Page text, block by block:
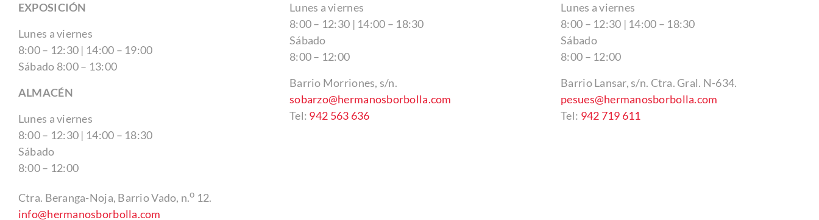
EXPOSICIÓN
Lunes a viernes
8:00 – 12:30 | 14:00 – 19:00
Sábado 8:00 – 13:00
ALMACÉN
Lunes a viernes
8:00 – 12:30 | 14:00 – 18:30
Sábado
8:00 – 12:00
Ctra. Beranga-Noja, Barrio Vado, n.o 12.
info@hermanosborbolla.com
Lunes a viernes
8:00 – 12:30 | 14:00 – 18:30
Sábado
8:00 – 12:00
Barrio Morriones, s/n.
sobarzo@hermanosborbolla.com
Tel: 942 563 636
Lunes a viernes
8:00 – 12:30 | 14:00 – 18:30
Sábado
8:00 – 12:00
Barrio Lansar, s/n. Ctra. Gral. N-634.
pesues@hermanosborbolla.com
Tel: 942 719 611